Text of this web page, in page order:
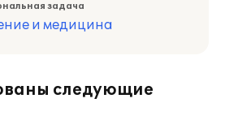
задача
и медицина
следующие